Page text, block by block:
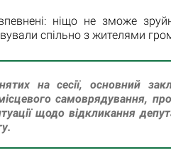
ніщо не зможе
спільно з жителями
на сесії, основний
місцевого самоврядування,
щодо відкликання